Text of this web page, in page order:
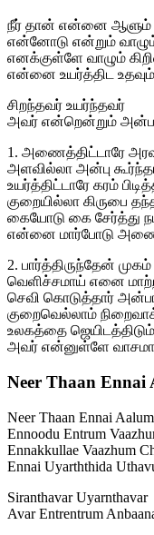
நீர் தான் என்னை ஆளும்
என்னோடு என்றும்
எனக்குள்ளே வாழும்
என்னை உயர்த்திட
சிறந்தவர் உயர்ந்தவர்
அவர் என்றென்றும்
1. அணைத்திட்டாரே
அளவில்லா அன்பு
உயர்த்திட்டாரே கரம்
குறையில்லா கிருபை
கையோடு கை சேர்த்து
என்னை மார்போடு
2. பார்த்திருந்தேன்
வெளிச்சமாய் எனை
செவி கொடுத்தார்
குறைவெல்லாம்
உலகத்தை
அவர் என்னுள்ளே
Neer Thaan Ennai
Neer Thaan Ennai
Ennoodu Entrum
Ennakkullae Vaazhum
Ennai Uyarththida
Siranthavar Uyarnthavar
Avar Entrentrum